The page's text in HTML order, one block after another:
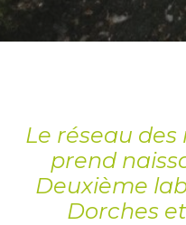
Le réseau des
prend
Deuxième
Dorches